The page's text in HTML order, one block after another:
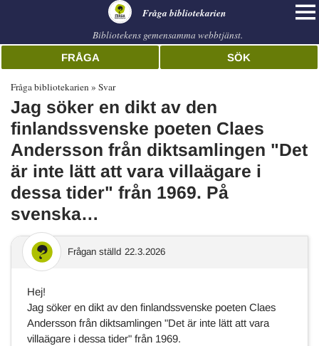
Fråga bibliotekarien
Bibliotekens gemensamma webbtjänst.
FRÅGA SÖK
Fråga bibliotekarien Svar
Jag söker en dikt av den
finlandssvenske poeten Claes
Andersson från diktsamlingen "Det
är inte lätt att vara villaägare i
dessa tider" från 1969. På
svenska…
Frågan ställd 22.3.2026
Hej!
Jag söker en dikt av den finlandssvenske poeten Claes
Andersson från diktsamlingen "Det är inte lätt att vara
villaägare i dessa tider" från 1969.